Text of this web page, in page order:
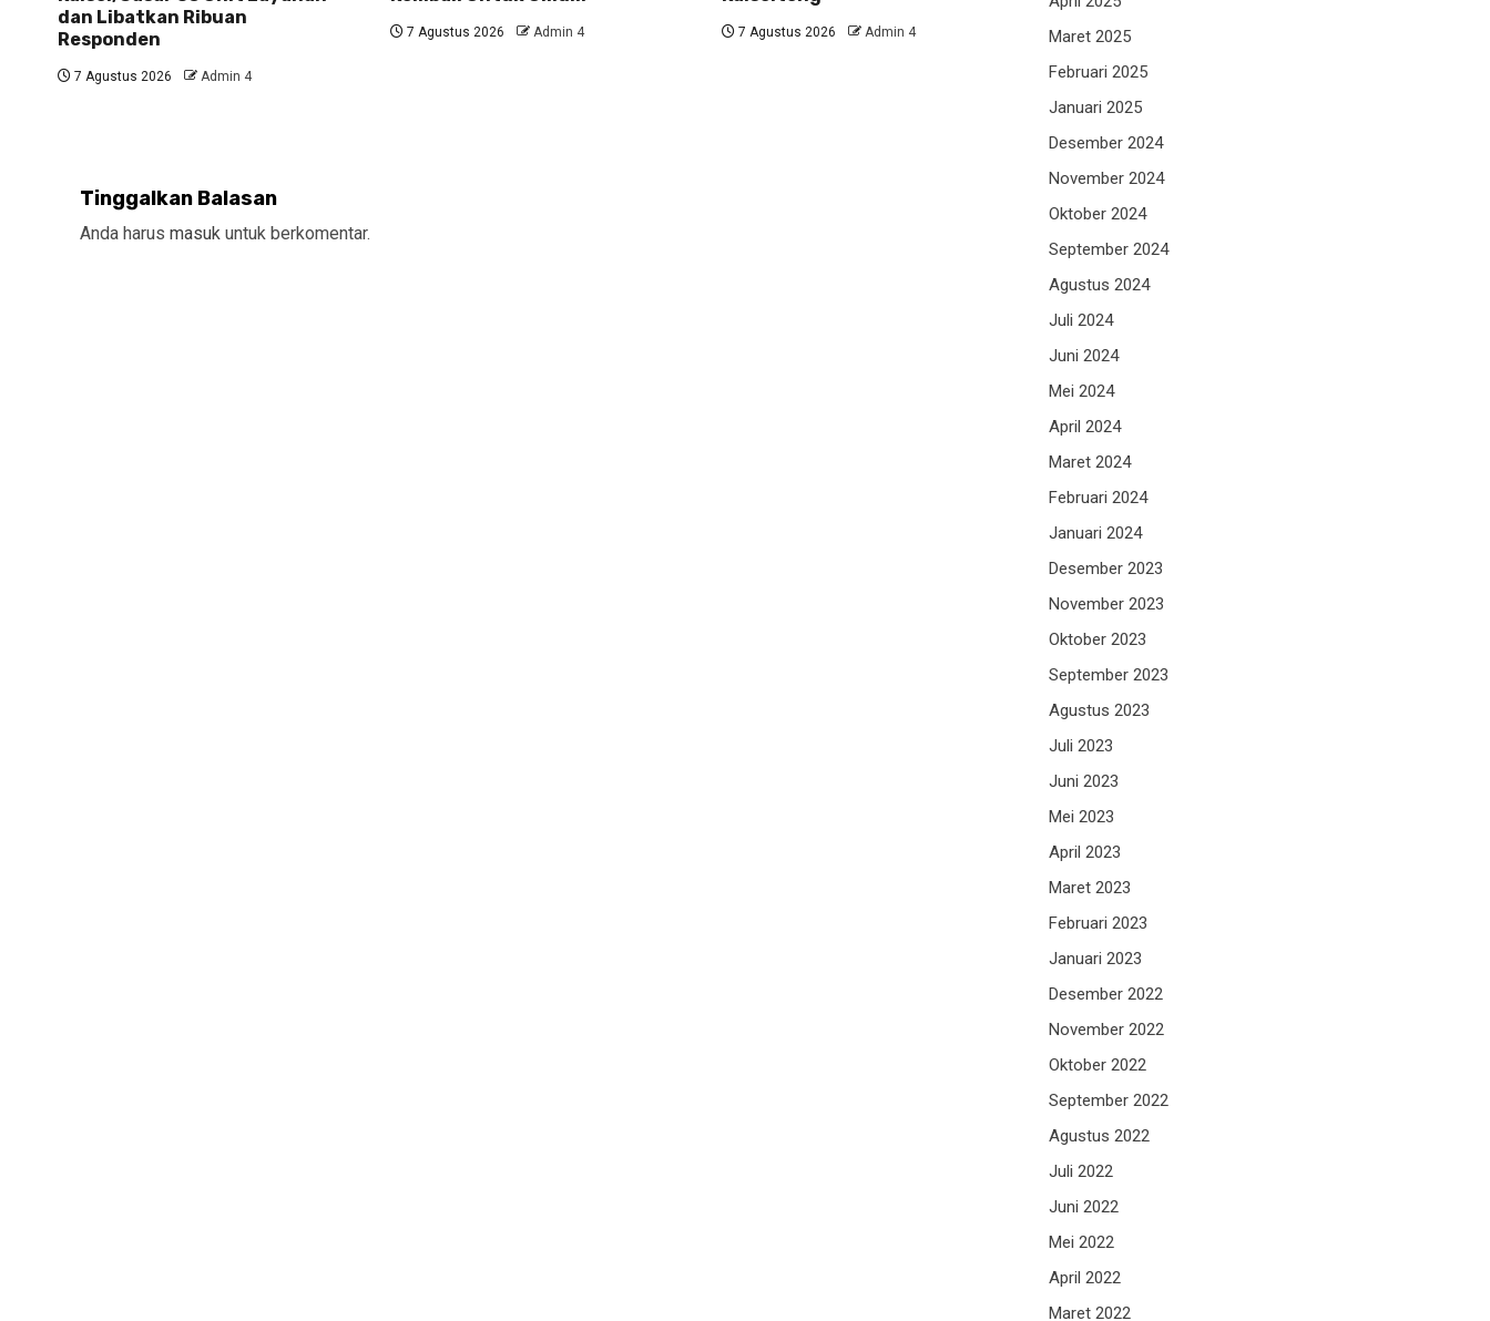
dan Libatkan Ribuan
Responden
7 Agustus 2026 Admin 4
7 Agustus 2026 Admin 4 7 Agustus 2026 Admin 4
Tinggalkan Balasan
Anda harus masuk untuk berkomentar.
Maret 2025
Februari 2025
Januari 2025
Desember 2024
November 2024
Oktober 2024
September 2024
Agustus 2024
Juli 2024
Juni 2024
Mei 2024
April 2024
Maret 2024
Februari 2024
Januari 2024
Desember 2023
November 2023
Oktober 2023
September 2023
Agustus 2023
Juli 2023
Juni 2023
Mei 2023
April 2023
Maret 2023
Februari 2023
Januari 2023
Desember 2022
November 2022
Oktober 2022
September 2022
Agustus 2022
Juli 2022
Juni 2022
Mei 2022
April 2022
Maret 2022